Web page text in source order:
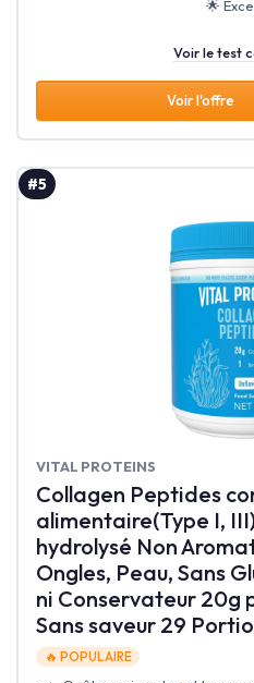
🌟
Voir le test
Voir l'offre
#5
‎VITAL PROTEINS
Collagen Peptides
alimentaire(Type I,
hydrolysé Non
Ongles, Peau, Sans
ni Conservateur 20g
Sans saveur 29
🔥 POPULAIRE